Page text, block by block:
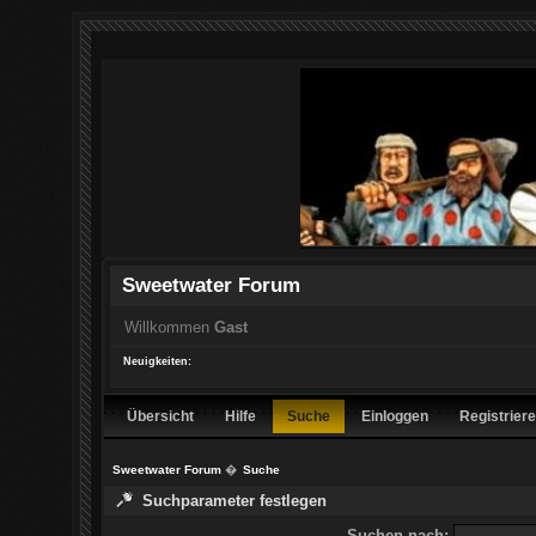
Sweetwater Forum
Willkommen Gast
Neuigkeiten:
Übersicht Hilfe Suche Einloggen
Sweetwater Forum� Suche
Suchparameter festlegen